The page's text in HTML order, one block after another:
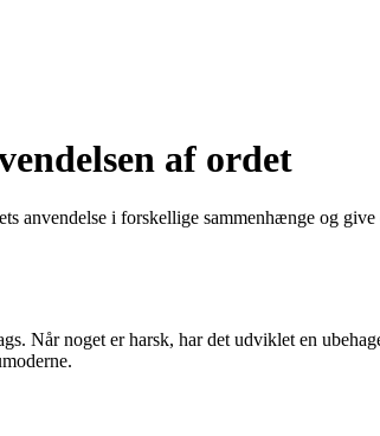
af ordet
anvendelse i forskellige sammenhænge og
Når noget er harsk, har det udviklet en